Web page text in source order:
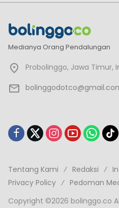
Medianya Orang Pendalungan
Probolinggo, Jawa Timur,
Tentang Kami Redaksi
Privacy Policy
Pedoman
Copyright ©2026 bolinggo.co